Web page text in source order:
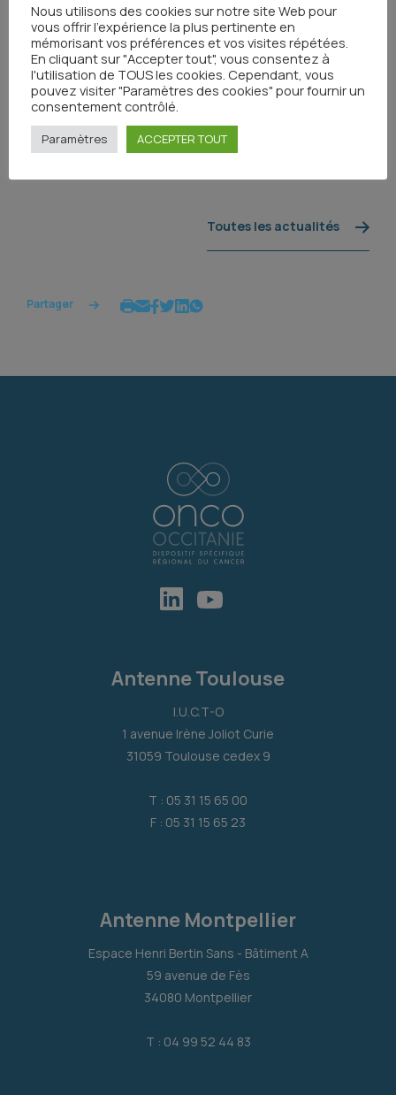
Consulter le document
Toutes les actualités
Partager
Antenne Toulouse
I.U.C.T-O
1 avenue Irène Joliot Curie
31059 Toulouse cedex 9
T : 05 31 15 65 00
F : 05 31 15 65 23
Antenne Montpellier
Espace Henri Bertin Sans - Bâtiment A
59 avenue de Fès
34080 Montpellier
T : 04 99 52 44 83
Nous utilisons des cookies sur notre site Web pour
vous offrir l'expérience la plus pertinente en
mémorisant vos préférences et vos visites répétées.
En cliquant sur "Accepter tout", vous consentez à
l'utilisation de TOUS les cookies. Cependant, vous
pouvez visiter "Paramètres des cookies" pour fournir un
consentement contrôlé.
Paramètres ACCEPTER TOUT